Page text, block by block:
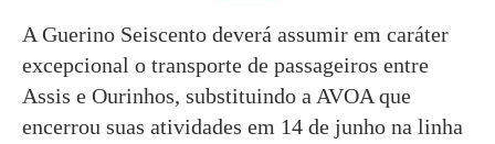
A Guerino Seiscento deverá assumir em caráter
excepcional o transporte de passageiros entre
Assis e Ourinhos, substituindo a AVOA que
encerrou suas atividades em 14 de junho na linha